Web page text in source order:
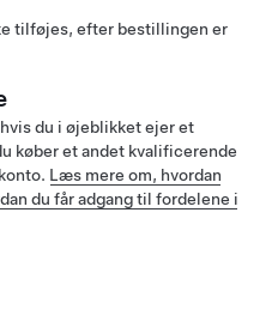
tilføjes, efter bestillingen er
du i øjeblikket ejer et
køber et andet kvalificerende
Læs mere om, hvordan
du får adgang til fordelene i